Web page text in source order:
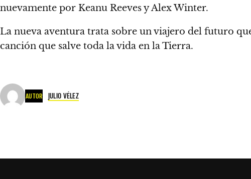
nuevamente por Keanu Reeves y Alex Winter.
La nueva aventura trata sobre un viajero del futuro
canción que salve toda la vida en la Tierra.
AUTOR JULIO VÉLEZ